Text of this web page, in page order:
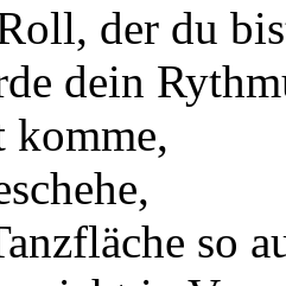
der du
dein
komme,
so